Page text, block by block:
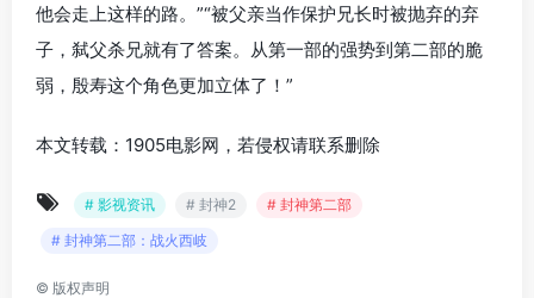
他会走上这样的路。”“被父亲当作保护兄长时被抛弃的弃
子，弑父杀兄就有了答案。从第一部的强势到第二部的脆
弱，殷寿这个角色更加立体了！”
本文转载：1905电影网，若侵权请联系删除
# 影视资讯 # 封神2
# 封神第二部
# 封神第二部：战火西岐
© 版权声明